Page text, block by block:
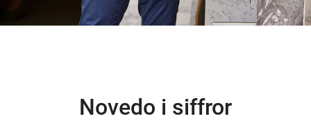
Novedo i siffror